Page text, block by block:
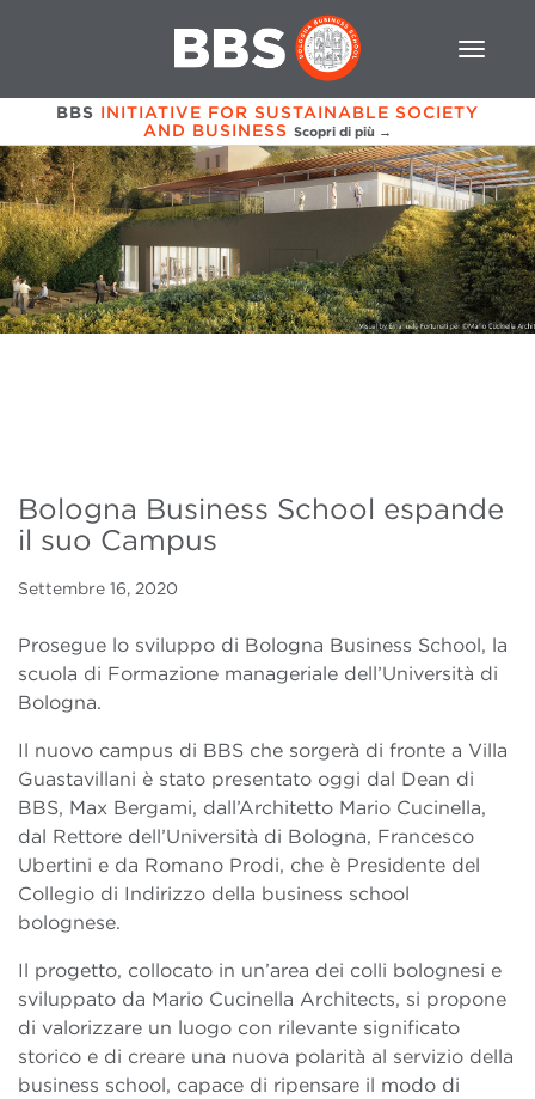
BBS INITIATIVE FOR SUSTAINABLE SOCIETY
AND BUSINESS Scopri di più →
Bologna Business School espande
il suo Campus
Settembre 16, 2020
Prosegue lo sviluppo di Bologna Business School, la
scuola di Formazione manageriale dell’Università di
Bologna.
Il nuovo campus di BBS che sorgerà di fronte a Villa
Guastavillani è stato presentato oggi dal Dean di
BBS, Max Bergami, dall’Architetto Mario Cucinella,
dal Rettore dell’Università di Bologna, Francesco
Ubertini e da Romano Prodi, che è Presidente del
Collegio di Indirizzo della business school
bolognese.
Il progetto, collocato in un’area dei colli bolognesi e
sviluppato da Mario Cucinella Architects, si propone
di valorizzare un luogo con rilevante significato
storico e di creare una nuova polarità al servizio della
business school, capace di ripensare il modo di